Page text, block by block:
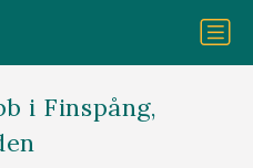
i Finspång,